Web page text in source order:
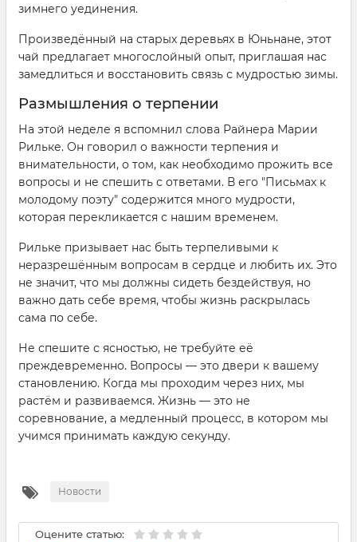
зимнего уединения.
Произведённый на старых деревьях в Юньнане, этот
чай предлагает многослойный опыт, приглашая нас
замедлиться и восстановить связь с мудростью зимы.
Размышления о терпении
На этой неделе я вспомнил слова Райнера Марии
Рильке. Он говорил о важности терпения и
внимательности, о том, как необходимо прожить все
вопросы и не спешить с ответами. В его "Письмах к
молодому поэту" содержится много мудрости,
которая перекликается с нашим временем.
Рильке призывает нас быть терпеливыми к
неразрешённым вопросам в сердце и любить их. Это
не значит, что мы должны сидеть бездействуя, но
важно дать себе время, чтобы жизнь раскрылась
сама по себе.
Не спешите с ясностью, не требуйте её
преждевременно. Вопросы — это двери к вашему
становлению. Когда мы проходим через них, мы
растём и развиваемся. Жизнь — это не
соревнование, а медленный процесс, в котором мы
учимся принимать каждую секунду.
Новости
Оцените статью: